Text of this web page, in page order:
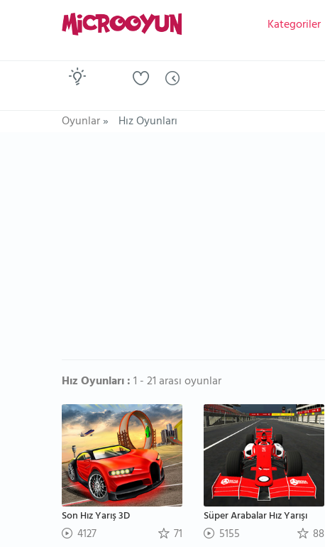
Kategoriler
Oyunlar» Hız Oyunları
Hız Oyunları :1 - 21 arası oyunlar
Son Hız Yarış 3D
4127 71
Süper Arabalar Hız Yarışı
5155 88